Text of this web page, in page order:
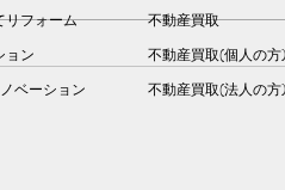
熊本市北区高平にて手摺
リフォーム
不動産買取
ョン
不動産買取(個人の方)
ベーション
不動産買取(法人の方)